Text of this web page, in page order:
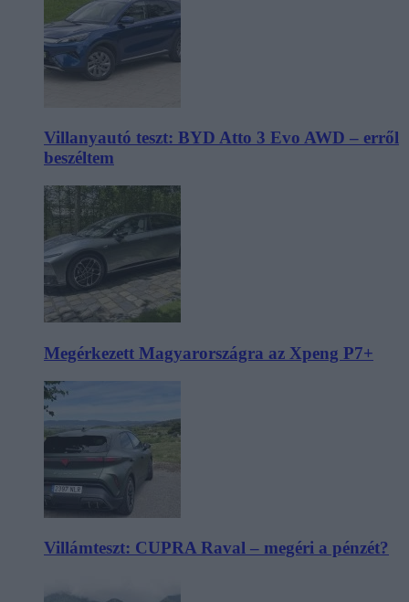
Villanyautó teszt: BYD Atto 3 Evo AWD – erről
beszéltem
Megérkezett Magyarországra az Xpeng P7+
Villámteszt: CUPRA Raval – megéri a pénzét?